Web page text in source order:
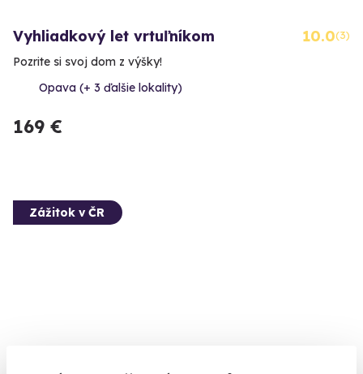
Vyhliadkový let vrtuľníkom 10.0(3)
Pozrite si svoj dom z výšky!
Opava (+ 3 ďalšie lokality)
169 €
Zážitok v ČR